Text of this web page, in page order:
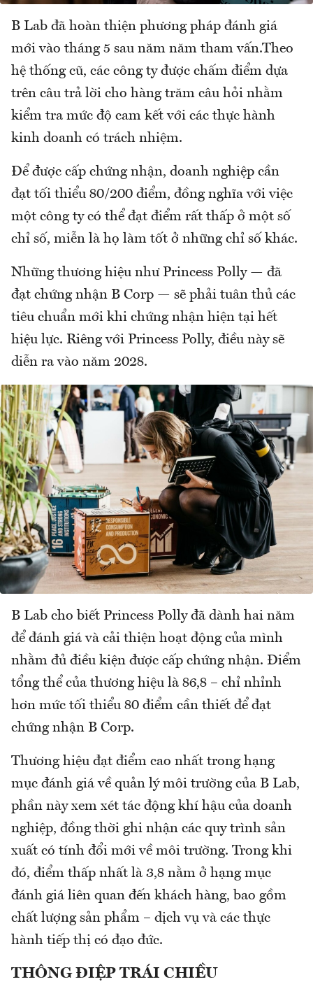
B Lab đã hoàn thiện phương pháp đánh giá
mới vào tháng 5 sau năm năm tham vấn.Theo
hệ thống cũ, các công ty được chấm điểm dựa
trên câu trả lời cho hàng trăm câu hỏi nhằm
kiểm tra mức độ cam kết với các thực hành
kinh doanh có trách nhiệm.
Để được cấp chứng nhận, doanh nghiệp cần
đạt tối thiểu 80/200 điểm, đồng nghĩa với việc
một công ty có thể đạt điểm rất thấp ở một số
chỉ số, miễn là họ làm tốt ở những chỉ số khác.
Những thương hiệu như Princess Polly — đã
đạt chứng nhận B Corp — sẽ phải tuân thủ các
tiêu chuẩn mới khi chứng nhận hiện tại hết
hiệu lực. Riêng với Princess Polly, điều này sẽ
diễn ra vào năm 2028.
B Lab cho biết Princess Polly đã dành hai năm
để đánh giá và cải thiện hoạt động của mình
nhằm đủ điều kiện được cấp chứng nhận. Điểm
tổng thể của thương hiệu là 86,8 – chỉ nhỉnh
hơn mức tối thiểu 80 điểm cần thiết để đạt
chứng nhận B Corp.
Thương hiệu đạt điểm cao nhất trong hạng
mục đánh giá về quản lý môi trường của B Lab,
phần này xem xét tác động khí hậu của doanh
nghiệp, đồng thời ghi nhận các quy trình sản
xuất có tính đổi mới về môi trường. Trong khi
đó, điểm thấp nhất là 3,8 nằm ở hạng mục
đánh giá liên quan đến khách hàng, bao gồm
chất lượng sản phẩm – dịch vụ và các thực
hành tiếp thị có đạo đức.
THÔNG ĐIỆP TRÁI CHIỀU